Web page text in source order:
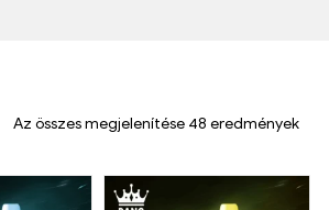
Az összes megjelenítése 48 eredmények